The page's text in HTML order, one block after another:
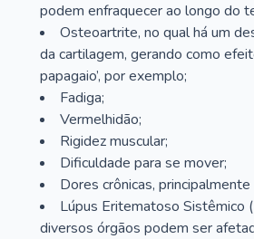
podem enfraquecer ao longo do
Osteoartrite, no qual há um
da cartilagem, gerando como
papagaio’, por exemplo;
Fadiga;
Vermelhidão;
Rigidez muscular;
Dificuldade para se mover;
Dores crônicas,
Lúpus Eritematoso Sistêmico
diversos órgãos podem ser